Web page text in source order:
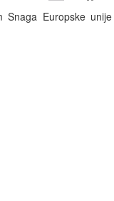
Snaga Europske unije